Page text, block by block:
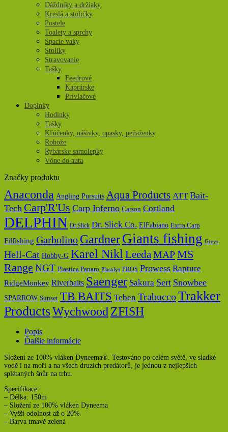
Dáždniky a držiaky
Kreslá a stoličky
Postele
Toalety a sprchy
Spacie vaky
Stolíky
Stravovanie
Tašky
Feedrové
Kaprárske
Prívlačové
Doplnky
Hodinky
Tašky
Kľúčenky, nášivky, opasky, peňaženky
Rohože
Rybárske samolepky
Vône do auta
Značky produktu
Anaconda Angling Pursuits Aqua Products ATT Bait-
Tech Carp'R'Us Carp Inferno Carson Cortland
DELPHIN Dr.Slick Dr. Slick Co. ElFabiano Extra Carp
Filfishing Garbolino GardnerGiants fishing Greys
Hell-Cat Hobby-G Karel Nikl Leeda MAPMS
Range NGT Plastica Panaro Plastilys PROS Prowess Rapture
RidgeMonkey Riverbaits Saenger Sakura Sert Snowbee
SPARROW Sunset TB BAITS Teben TrabuccoTrakker
ProductsWychwood ZFISH
Popis
Ďalšie informácie
Složení ze 100% vláken Dyneema®. Testováno po celém světě, ve sladké
vodě i na moři a na všech druzích predátorů, je jednou z nejlepších
splétaných šnůr na trhu.
Specifikace:
– Délka: 150m
– Složení ze 100% vláken Dyneema
– Vyšší odolnost až o 20%
– Barva tmavě zelená